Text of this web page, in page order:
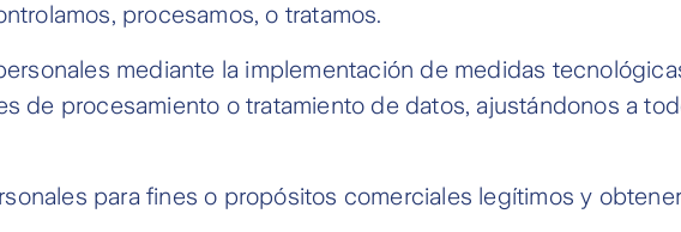
procesamos, o tratamos.
mediante la implementación de medidas
de procesamiento o tratamiento de datos, ajustándonos a
para fines o propósitos comerciales legítimos y